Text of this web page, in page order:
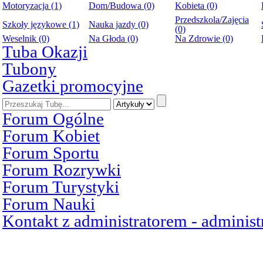
Motoryzacja (1) Dom/Budowa (0) Kobieta (0)
Szkoły językowe (1)
Nauka jazdy (0)
Przedszkola/Zajęcia
(0)
Weselnik (0)
Na Głoda (0) Na Zdrowie (0)
Tuba Okazji
Tubony
Gazetki promocyjne
Forum Ogólne
Forum Kobiet
Forum Sportu
Forum Rozrywki
Forum Turystyki
Forum Nauki
Kontakt z administratorem -